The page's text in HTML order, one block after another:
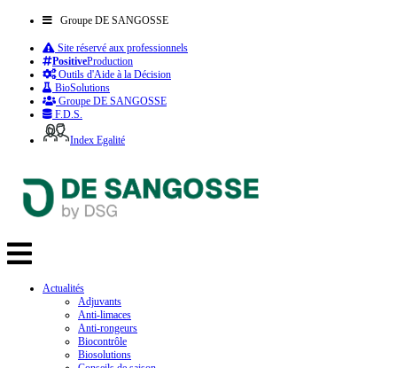
Groupe DE SANGOSSE
Site réservé aux professionnels
PositiveProduction
Outils d'Aide à la Décision
BioSolutions
Groupe DE SANGOSSE
F.D.S.
Index Egalité
Actualités
Adjuvants
Anti-limaces
Anti-rongeurs
Biocontrôle
Biosolutions